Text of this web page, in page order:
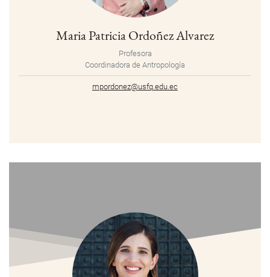
Maria Patricia Ordoñez Alvarez
Profesora
Coordinadora de Antropología
mpordonez@usfq.edu.ec